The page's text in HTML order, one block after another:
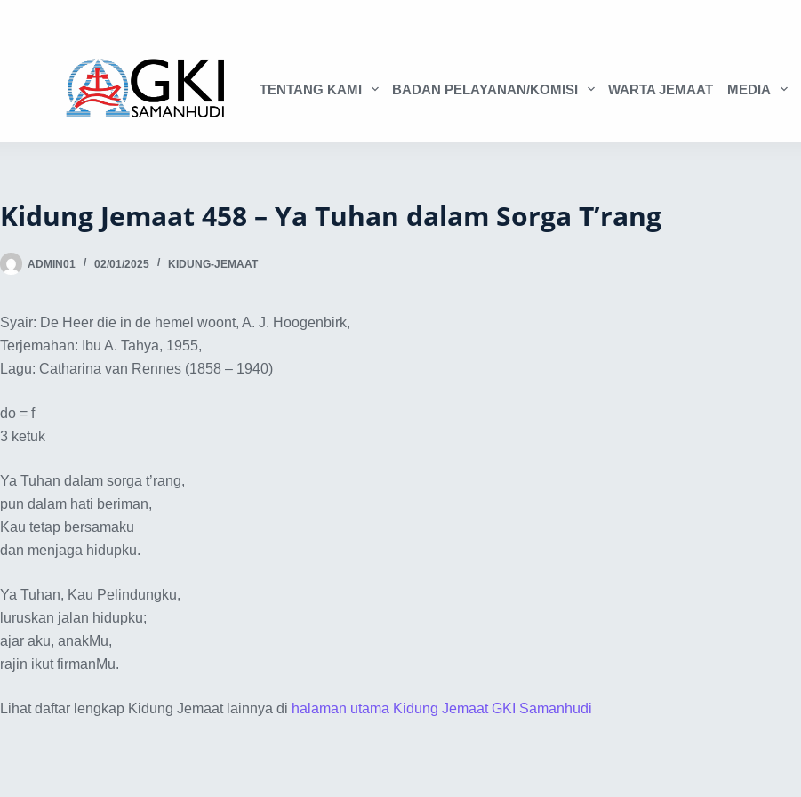
TENTANG KAMI BADAN PELAYANAN/KOMISI WARTA JEMAAT MEDIA
Kidung Jemaat 458 – Ya Tuhan dalam Sorga T’rang
ADMIN01 02/01/2025 KIDUNG-JEMAAT
Syair: De Heer die in de hemel woont, A. J. Hoogenbirk,
Terjemahan: Ibu A. Tahya, 1955,
Lagu: Catharina van Rennes (1858 – 1940)
do = f
3 ketuk
Ya Tuhan dalam sorga t’rang,
pun dalam hati beriman,
Kau tetap bersamaku
dan menjaga hidupku.
Ya Tuhan, Kau Pelindungku,
luruskan jalan hidupku;
ajar aku, anakMu,
rajin ikut firmanMu.
Lihat daftar lengkap Kidung Jemaat lainnya di halaman utama Kidung Jemaat GKI Samanhudi